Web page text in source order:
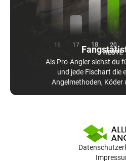
Als Pro-Angler siehst du
und jede Fischart die
Angelmethoden, Köder